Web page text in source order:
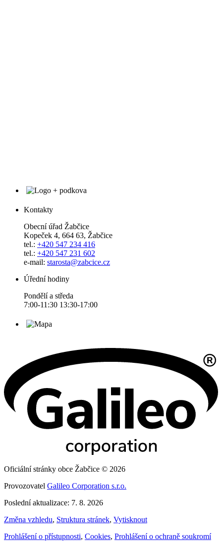
Kontakty
Obecní úřad Žabčice
Kopeček 4, 664 63, Žabčice
tel.: +420 547 234 416
tel.: +420 547 231 602
e-mail: starosta@zabcice.cz
Úřední hodiny
Pondělí a středa
7:00-11:30 13:30-17:00
Oficiální stránky obce Žabčice © 2026
Provozovatel Galileo Corporation s.r.o.
Poslední aktualizace: 7. 8. 2026
Změna vzhledu, Struktura stránek, Vytisknout
Prohlášení o přístupnosti, Cookies, Prohlášení o ochraně soukromí